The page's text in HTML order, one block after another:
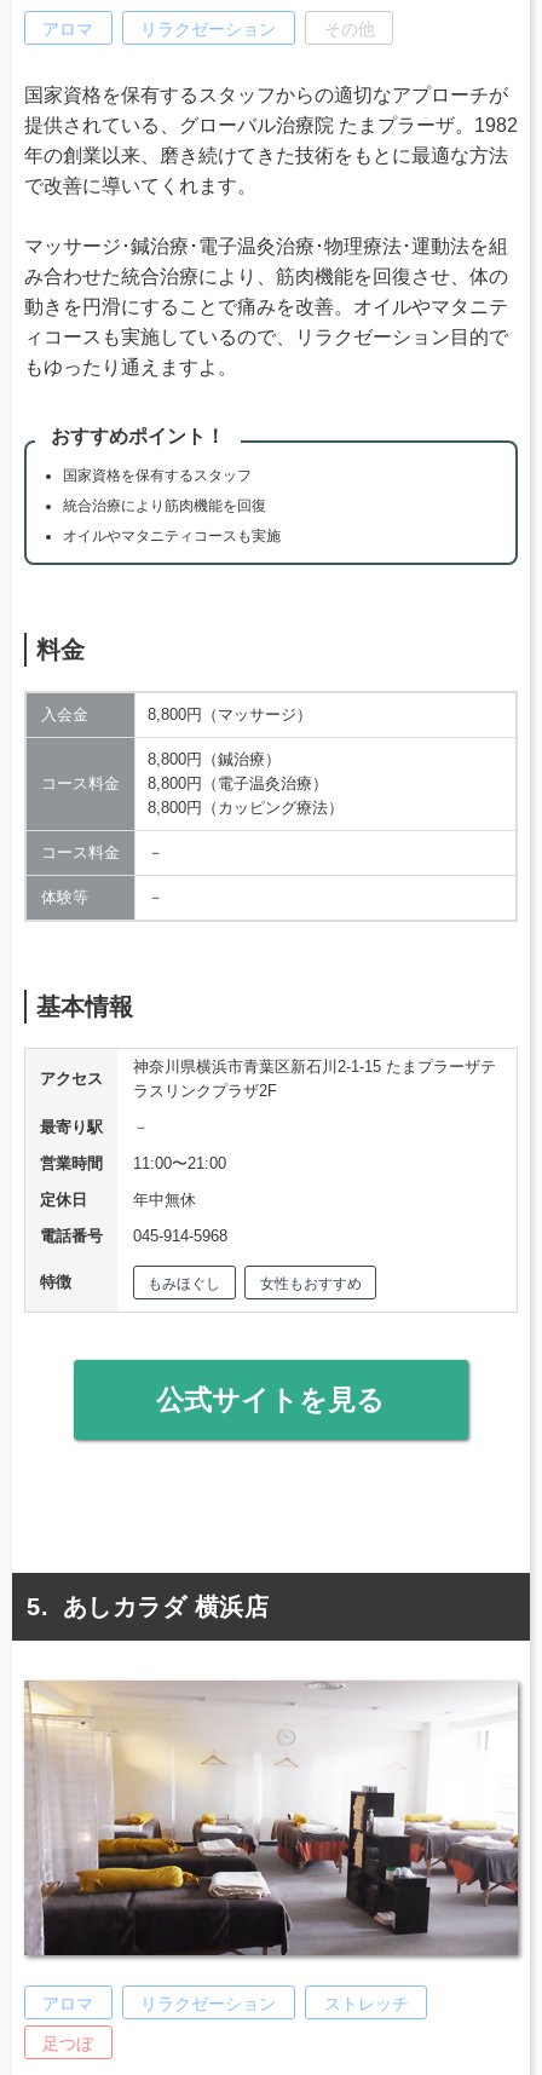
アロマ リラクゼーション その他
国家資格を保有するスタッフからの適切なアプローチが
提供されている、グローバル治療院 たまプラーザ。1982
年の創業以来、磨き続けてきた技術をもとに最適な方法
で改善に導いてくれます。
マッサージ･鍼治療･電子温灸治療･物理療法･運動法を組
み合わせた統合治療により、筋肉機能を回復させ、体の
動きを円滑にすることで痛みを改善。オイルやマタニテ
ィコースも実施しているので、リラクゼーション目的で
もゆったり通えますよ。
おすすめポイント！
国家資格を保有するスタッフ
統合治療により筋肉機能を回復
オイルやマタニティコースも実施
料金
入会金 8,800円（マッサージ）
コース料金
8,800円（鍼治療）
8,800円（電子温灸治療）
8,800円（カッピング療法）
コース料金 －
体験等 －
基本情報
アクセス
神奈川県横浜市青葉区新石川2-1-15 たまプラーザテ
ラスリンクプラザ2F
最寄り駅
－
営業時間
11:00〜21:00
定休日
年中無休
電話番号
045-914-5968
特徴 もみほぐし 女性もおすすめ
公式サイトを見る
あしカラダ 横浜店
アロマ リラクゼーション ストレッチ
足つぼ